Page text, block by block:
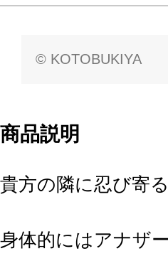
© KOTOBUKIYA
商品説明
貴方の隣に忍び寄
身体的にはアナザ